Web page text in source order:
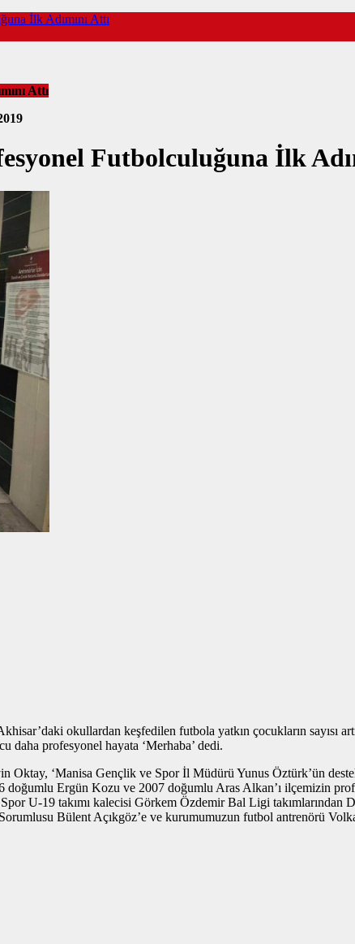
İlk Adımını Attı
Attı
Futbolculuğuna İlk
okullardan keşfedilen futbola yatkın çocukların sayısı
daha profesyonel hayata ‘Merhaba’ dedi.
‘Manisa Gençlik ve Spor İl Müdürü Yunus Öztürk’ün
Ergün Kozu ve 2007 doğumlu Aras Alkan’ı ilçemizin
U-19 takımı kalecisi Görkem Özdemir Bal Ligi
Bülent Açıkgöz’e ve kurumumuzun futbol antrenörü